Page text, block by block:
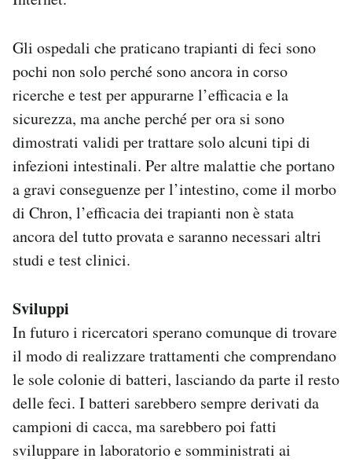
Gli ospedali che praticano trapianti di feci sono
pochi non solo perché sono ancora in corso
ricerche e test per appurarne l’efficacia e la
sicurezza, ma anche perché per ora si sono
dimostrati validi per trattare solo alcuni tipi di
infezioni intestinali. Per altre malattie che portano
a gravi conseguenze per l’intestino, come il morbo
di Chron, l’efficacia dei trapianti non è stata
ancora del tutto provata e saranno necessari altri
studi e test clinici.
Sviluppi
In futuro i ricercatori sperano comunque di trovare
il modo di realizzare trattamenti che comprendano
le sole colonie di batteri, lasciando da parte il resto
delle feci. I batteri sarebbero sempre derivati da
campioni di cacca, ma sarebbero poi fatti
sviluppare in laboratorio e somministrati ai